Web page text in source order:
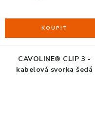
CAVOLINE® CLIP 3 -
kabelová svorka šedá